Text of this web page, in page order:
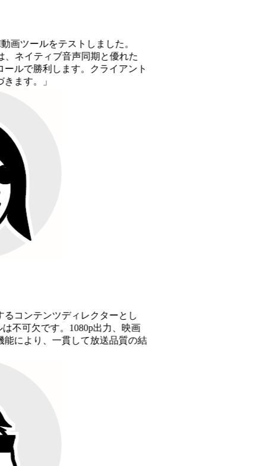
ルをテストしました。
ィブ音声同期と優れた
利します。クライアント
ンツディレクターとし
です。1080p出力、映画
、一貫して放送品質の結